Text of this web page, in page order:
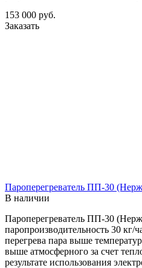
153 000 руб.
Заказать
Пароперегреватель ПП-30
В наличии
Пароперегреватель ПП-30
паропроизводительность 30 кг/
перегрева пара выше
выше атмосферного за счет
результате использования